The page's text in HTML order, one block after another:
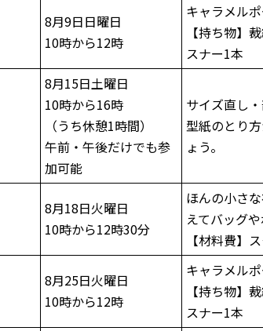
8月9日日曜日
10時から12時
キャラメル
【持ち物】
スナー1本
8月15日土曜日
10時から16時
（うち休憩1時間）
午前・午後だけでも参
加可能
サイズ直し
型紙のとり
ょう。
8月18日火曜日
10時から12時30分
ほんの小さ
えてバッグ
【材料費】
8月25日火曜日
10時から12時
キャラメル
【持ち物】
スナー1本